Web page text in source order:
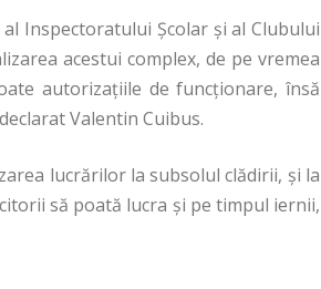
Inspectoratului Școlar și al Clubului
acestui complex, de pe vremea
autorizațiile de funcționare, însă
Valentin Cuibus.
lucrărilor la subsolul clădirii, și la
să poată lucra și pe timpul iernii,